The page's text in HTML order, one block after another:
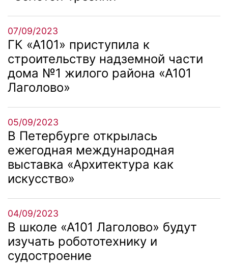
07/09/2023
ГК «А101» приступила к
строительству надземной части
дома №1 жилого района «А101
Лаголово»
05/09/2023
В Петербурге открылась
ежегодная международная
выставка «Архитектура как
искусство»
04/09/2023
В школе «А101 Лаголово» будут
изучать робототехнику и
судостроение